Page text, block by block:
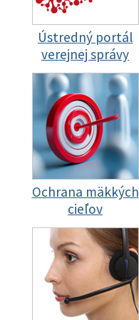
Ústredný portál
verejnej správy
Ochrana mäkkých
cieľov